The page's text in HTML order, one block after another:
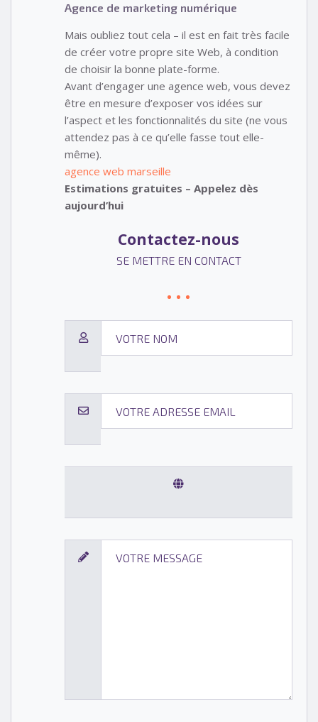
Agence de marketing numérique
Mais oubliez tout cela – il est en fait très facile
de créer votre propre site Web, à condition
de choisir la bonne plate-forme.
Avant d’engager une agence web, vous devez
être en mesure d’exposer vos idées sur
l’aspect et les fonctionnalités du site (ne vous
attendez pas à ce qu’elle fasse tout elle-
même).
agence web marseille
Estimations gratuites – Appelez dès
aujourd’hui
Contactez-nous
SE METTRE EN CONTACT